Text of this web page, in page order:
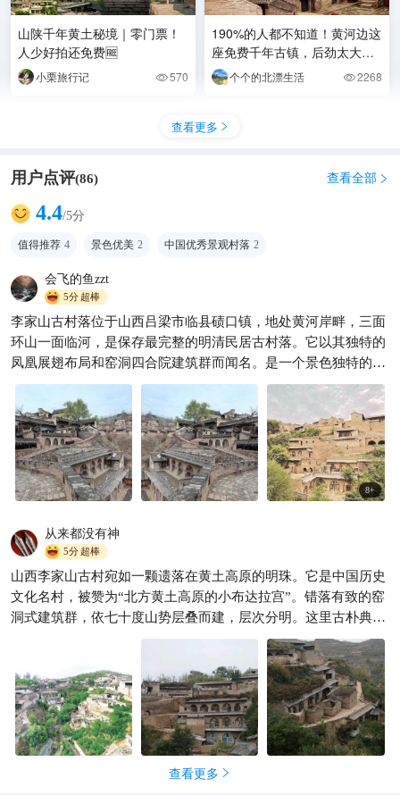
山陕千年黄土秘境｜零门票！
人少好拍还免费🆓
小栗旅行记 570
带娃好去处！李家山村亲子打
卡攻略GETඃ
190%的人都不知道！黄河边这
座免费千年古镇，后劲太大了
😭 个个的北漂生活 2268
查看更多 
用户点评(86) 查看全部 
4.4/5分
值得推荐 4 景色优美 2 中国优秀景观村落 2
会飞的鱼zzt
5分超棒
李家山古村落位于山西吕梁市临县碛口镇，地处黄河岸畔，三面
环山一面临河，是保存最完整的明清民居古村落。它以其独特的
凤凰展翅布局和窑洞四合院建筑群而闻名。是一个景色独特的小
众景点，值得深度探索。
8+
从来都没有神
5分超棒
山西李家山古村宛如一颗遗落在黄土高原的明珠。它是中国历史
文化名村，被赞为“北方黄土高原的小布达拉宫”。错落有致的窑
洞式建筑群，依七十度山势层叠而建，层次分明。这里古朴典
雅，像与世隔绝的“桃花源”，是采风创作的佳地，还带动了乡村
查看更多 